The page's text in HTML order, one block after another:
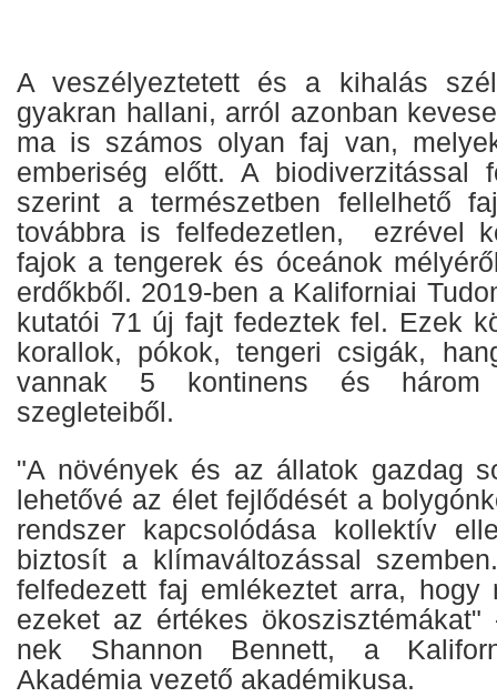
A veszélyeztetett és a kihalás
gyakran hallani, arról azonban
ma is számos olyan faj van,
emberiség előtt. A biodiverzitással
szerint a természetben fellelhető
továbbra is felfedezetlen, ezrével
fajok a tengerek és óceánok
erdőkből. 2019-ben a Kaliforniai
kutatói 71 új fajt fedeztek fel. Ezek
korallok, pókok, tengeri csigák,
vannak 5 kontinens és három
szegleteiből.
"A növények és az állatok gazdag
lehetővé az élet fejlődését a
rendszer kapcsolódása kollektív
biztosít a klímaváltozással
felfedezett faj emlékeztet arra, hogy
ezeket az értékes
nek Shannon Bennett, a
Akadémia vezető akadémikusa.